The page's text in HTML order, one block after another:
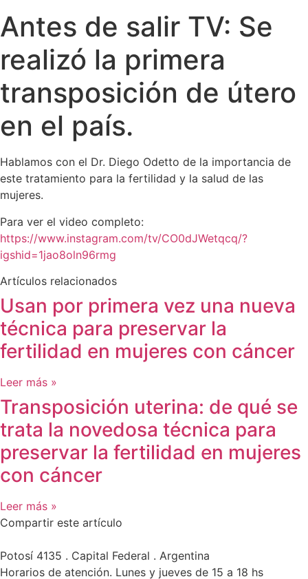
Antes de salir TV: Se
realizó la primera
transposición de útero
en el país.
Hablamos con el Dr. Diego Odetto de la importancia de
este tratamiento para la fertilidad y la salud de las
mujeres.
Para ver el video completo:
https://www.instagram.com/tv/CO0dJWetqcq/?
igshid=1jao8oln96rmg
Artículos relacionados
Usan por primera vez una nueva
técnica para preservar la
fertilidad en mujeres con cáncer
Leer más »
Transposición uterina: de qué se
trata la novedosa técnica para
preservar la fertilidad en mujeres
con cáncer
Leer más »
Compartir este artículo
Potosí 4135 . Capital Federal . Argentina
Horarios de atención. Lunes y jueves de 15 a 18 hs